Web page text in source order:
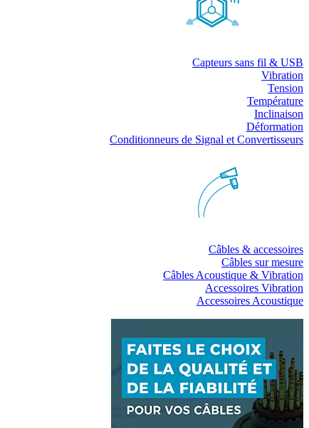
Capteurs sans fil & USB
Vibration
Tension
Température
Inclinaison
Déformation
Conditionneurs de Signal et Convertisseurs
Câbles & accessoires
Câbles sur mesure
Câbles Acoustique & Vibration
Accessoires Vibration
Accessoires Acoustique